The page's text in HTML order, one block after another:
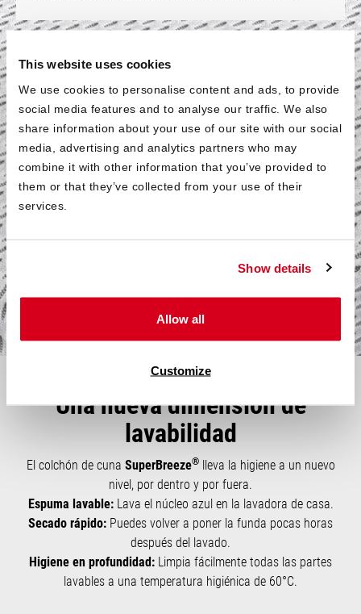
This website uses cookies
We use cookies to personalise content and ads, to provide
social media features and to analyse our traffic. We also
share information about your use of our site with our social
media, advertising and analytics partners who may
combine it with other information that you’ve provided to
them or that they’ve collected from your use of their
services.
Show details
Allow all
Customize
Norma OEKO-TEX
Standard 100
Todos los componentes textiles del colchón infantil
SuperBreeze
®
han sido probados según la norma OEKO-
®
Standard 100 en la clase de producto I para
productos de bebé. El sello garantiza la seguridad
Más sobre salud y medio ambiente
Una nueva dimensión de
lavabilidad
El colchón de cuna SuperBreeze®lleva la higiene a un nuevo
nivel, por dentro y por fuera.
Espuma lavable:Lava el núcleo azul en la lavadora de casa.
Secado rápido: Puedes volver a poner la funda pocas horas
después del lavado.
Higiene en profundidad: Limpia fácilmente todas las partes
lavables a una temperatura higiénica de 60°C.